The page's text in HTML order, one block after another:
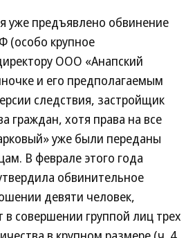
уже предъявлено обвинение
(особо крупное
ООО «Анапский
и его предполагаемым
следствия, застройщик
граждан, хотя права на все
уже были переданы
В феврале этого года
обвинительное
девяти человек,
совершении группой лиц трех